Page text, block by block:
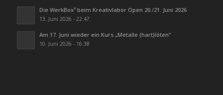
Die WerkBox³ beim Kreativlabor Open 20./21. Juni 2026
13. Juni 2026 - 22:47
Am 17. Juni wieder ein Kurs „Metalle (hart)löten“
10. Juni 2026 - 16:38